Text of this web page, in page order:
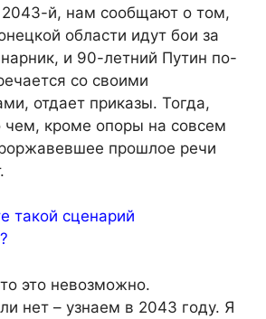
2043-й, нам сообщают о том,
области идут бои за
и 90-летний Путин по-
со своими
отдает приказы. Тогда,
чем, кроме опоры на совсем
прошлое речи
такой сценарий
это невозможно.
нет – узнаем в 2043 году. Я